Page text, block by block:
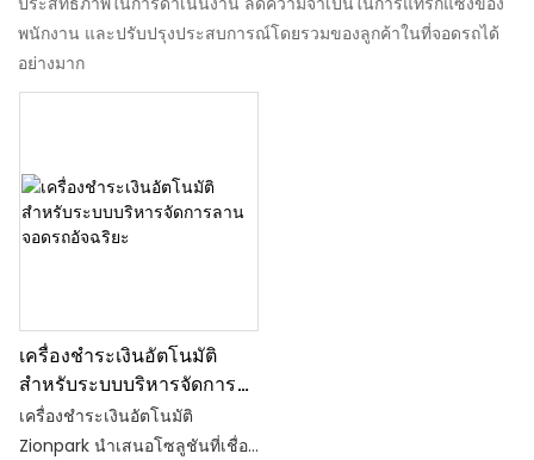
พนักงาน และปรับปรุงประสบการณ์โดยรวมของลูกค้าในที่จอดรถได้
อย่างมาก
เครื่องชำระเงินอัตโนมัติ
สำหรับระบบบริหารจัดการ
ลานจอดรถอัจฉริยะ
เครื่องชำระเงินอัตโนมัติ
Zionpark นำเสนอโซลูชันที่เชื่อ